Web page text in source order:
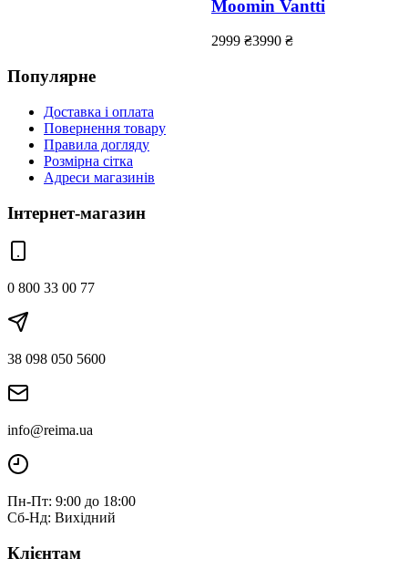
Moomin Vantti
2999 ₴3990 ₴
Популярне
Доставка і оплата
Повернення товару
Правила догляду
Розмірна сітка
Адреси магазинів
Інтернет-магазин
0 800 33 00 77
38 098 050 5600
info@reima.ua
Пн-Пт: 9:00 до 18:00
Сб-Нд: Вихідний
Клієнтам